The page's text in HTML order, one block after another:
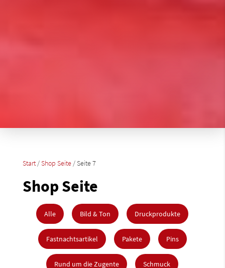
Start/Shop Seite/ Seite 7
Shop Seite
Alle Bild & Ton Druckprodukte
Fastnachtsartikel Pakete Pins
Rund um die Zugente Schmuck